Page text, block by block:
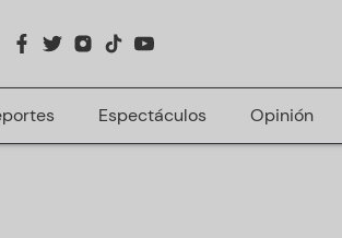
Espectáculos Opinión